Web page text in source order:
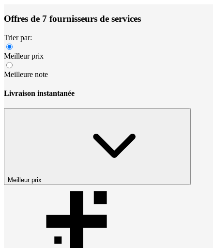
Offres de 7 fournisseurs de services
Trier par:
Meilleur prix
Meilleure note
Livraison instantanée
Meilleur prix